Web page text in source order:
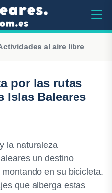
al aire libre
por las rutas
Islas Baleares
la naturaleza
un destino
en su bicicleta.
que alberga estas